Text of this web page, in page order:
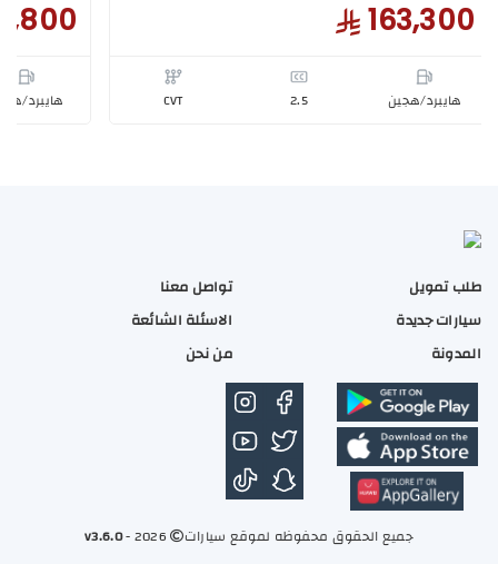
تويوتا هايلاندر GLE HEV 4*4 (نص فل) هايلاندر GLE
هجين
طلب تمويل
سيارات جديدة
المدونة
تواصل معنا
الاسئلة الشائعة
من نحن
جميع الحقوق محفوظه لموقع سيارات 2026 -
v3.6.0